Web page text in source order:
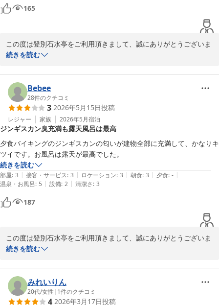
165
この度は登別石水亭をご利用頂きまして、誠にありがとうございま
す。
ービスを提供できず、大変申し訳ございませんでした。
頂いたご意見を真摯に受け止め、スタッフと話し合い、今後のサー
ビス向上に努めて参ります。
貴重なご意見ありがとうございます。
お客様のまたのお越しを従業員一同、心よりお待ちしております。
登別 石水亭
2026-05-29
続きを読む
Bebee
28件のクチコミ
3 2026年5月15日投稿
レジャー 家族 2026年5月宿泊
ジンギスカン臭充満も露天風呂は最高
夕食バイキングのジンギスカンの匂いが建物全部に充満して、かなりキ
ツイです。お風呂は露天が最高でした。
続きを読む
部屋: 3 | 接客・サービス: 3 | ロケーション: 3 | 朝食: 3 | 夕食: - |
温泉・お風呂: 5 | 設備: 2 | 清潔さ: 3
187
この度は登別石水亭をご利用頂きまして、誠にありがとうございま
す。
います。
今後もお客様から頂くご意見を参考にしながら、従業員一同、一層
サービス向上に努めて参ります。
貴重なご意見ありがとうございます。
続きを読む
みれいりん
20代/女性 | 1件のクチコミ
4 2026年3月17日投稿